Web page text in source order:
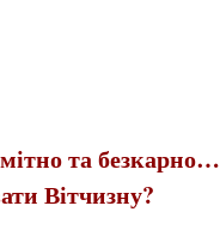
та безкарно…
Вітчизну?